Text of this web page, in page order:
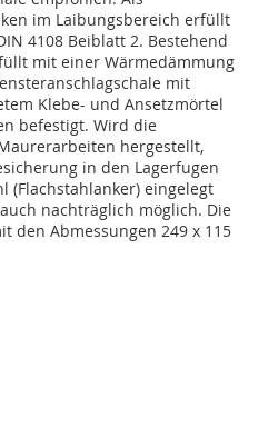
im Laibungsbereich erfüllt
4108 Beiblatt 2. Bestehend
mit einer Wärmedämmung
mit
Klebe- und Ansetzmörtel
befestigt. Wird die
hergestellt,
in den Lagerfugen
(Flachstahlanker) eingelegt
nachträglich möglich. Die
den Abmessungen 249 x 115